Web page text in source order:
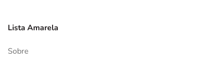
Lista Amarela
Sobre